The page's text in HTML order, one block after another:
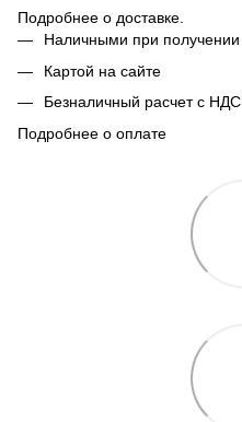
Подробнее о доставке.
Наличными при получении
Картой на сайте
Безналичный расчет с НДС
Подробнее о оплате